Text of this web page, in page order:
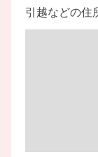
引越などの住